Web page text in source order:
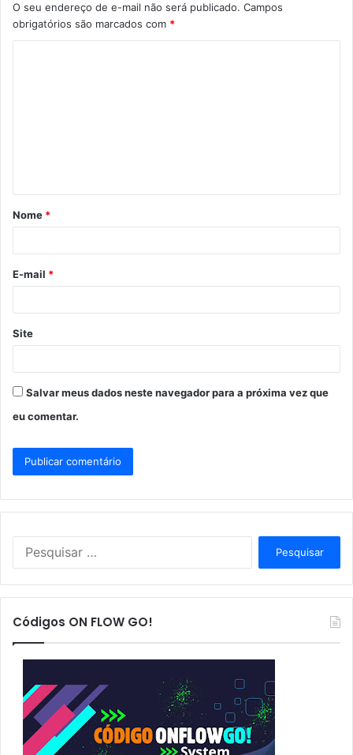
O seu endereço de e-mail não será publicado. Campos
obrigatórios são marcados com *
á
r
*
Nome *
E-mail *
Site
Salvar meus dados neste navegador para a próxima vez que
eu comentar.
q
s
a
p
o
r
:
Códigos ON FLOW GO!